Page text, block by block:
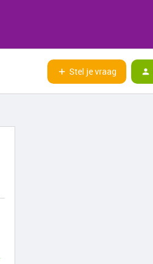
Stel je vraag